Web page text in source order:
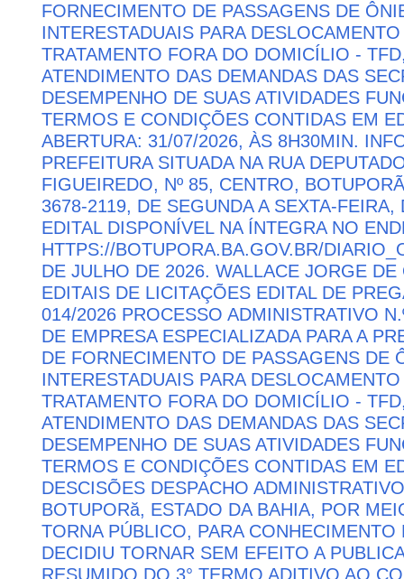
FORNECIMENTO DE PASSAGENS DE
INTERESTADUAIS PARA
TRATAMENTO FORA DO DOMICÍLIO -
ATENDIMENTO DAS DEMANDAS DAS
DESEMPENHO DE SUAS ATIVIDADES
TERMOS E CONDIÇÕES CONTIDAS EM
ABERTURA: 31/07/2026, ÀS 8H30MIN.
PREFEITURA SITUADA NA RUA
FIGUEIREDO, Nº 85, CENTRO,
3678-2119, DE SEGUNDA A SEXTA-
EDITAL DISPONÍVEL NA ÍNTEGRA NO
HTTPS://BOTUPORA.BA.GOV.BR/
DE JULHO DE 2026. WALLACE JORGE
EDITAIS DE LICITAÇÕES EDITAL DE
014/2026 PROCESSO ADMINISTRATIVO
DE EMPRESA ESPECIALIZADA PARA A
DE FORNECIMENTO DE PASSAGENS DE
INTERESTADUAIS PARA
TRATAMENTO FORA DO DOMICÍLIO -
ATENDIMENTO DAS DEMANDAS DAS
DESEMPENHO DE SUAS ATIVIDADES
TERMOS E CONDIÇÕES CONTIDAS EM
DESCISÕES DESPACHO
BOTUPORă, ESTADO DA BAHIA, POR
TORNA PÚBLICO, PARA
DECIDIU TORNAR SEM EFEITO A
RESUMIDO DO 3° TERMO ADITIVO AO